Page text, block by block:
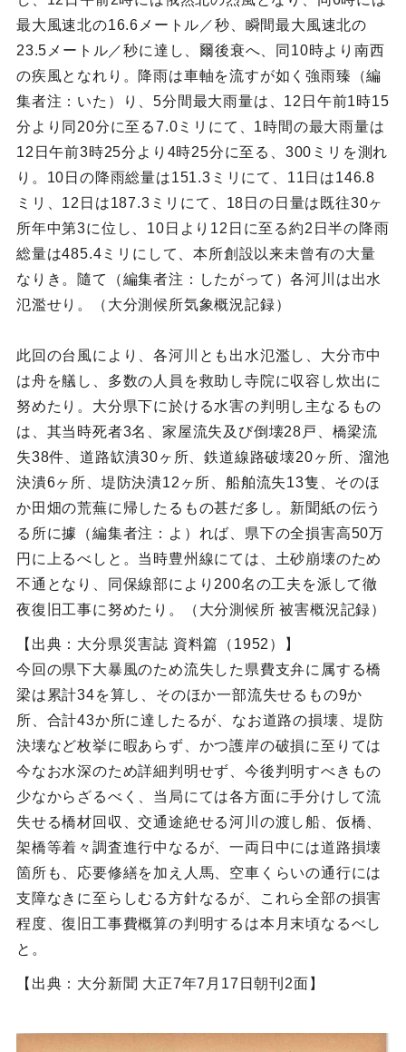
最大風速北の16.6メートル／秒、瞬間最大風速北の
23.5メートル／秒に達し、爾後衰へ、同10時より南西
の疾風となれり。降雨は車軸を流すが如く強雨臻（編
集者注：いた）り、5分間最大雨量は、12日午前1時15
分より同20分に至る7.0ミリにて、1時間の最大雨量は
12日午前3時25分より4時25分に至る、300ミリを測れ
り。10日の降雨総量は151.3ミリにて、11日は146.8
ミリ、12日は187.3ミリにて、18日の日量は既往30ヶ
所年中第3に位し、10日より12日に至る約2日半の降雨
総量は485.4ミリにして、本所創設以来未曾有の大量
なりき。隨て（編集者注：したがって）各河川は出水
氾濫せり。（大分測候所気象概況記録）
此回の台風により、各河川とも出水氾濫し、大分市中
は舟を艤し、多数の人員を救助し寺院に収容し炊出に
努めたり。大分県下に於ける水害の判明し主なるもの
は、其当時死者3名、家屋流失及び倒壊28戸、橋梁流
失38件、道路缼潰30ヶ所、鉄道線路破壊20ヶ所、溜池
決潰6ヶ所、堤防決潰12ヶ所、船舶流失13隻、そのほ
か田畑の荒蕪に帰したるもの甚だ多し。新聞紙の伝う
る所に據（編集者注：よ）れば、県下の全損害高50万
円に上るべしと。当時豊州線にては、土砂崩壊のため
不通となり、同保線部により200名の工夫を派して徹
夜復旧工事に努めたり。（大分測候所 被害概況記録）
【出典：大分県災害誌 資料篇（1952）】
今回の県下大暴風のため流失した県費支弁に属する橋
梁は累計34を算し、そのほか一部流失せるもの9か
所、合計43か所に達したるが、なお道路の損壊、堤防
決壊など枚挙に暇あらず、かつ護岸の破損に至りては
今なお水深のため詳細判明せず、今後判明すべきもの
少なからざるべく、当局にては各方面に手分けして流
失せる橋材回収、交通途絶せる河川の渡し船、仮橋、
架橋等着々調査進行中なるが、一両日中には道路損壊
箇所も、応要修繕を加え人馬、空車くらいの通行には
支障なきに至らしむる方針なるが、これら全部の損害
程度、復旧工事費概算の判明するは本月末頃なるべし
と。
【出典：大分新聞 大正7年7月17日朝刊2面】